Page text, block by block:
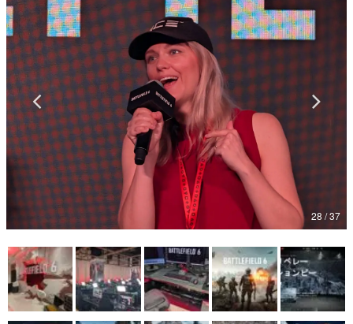
マンガ
女性向け
アプリレビュー
その他
電ファミニコゲーマーとは？
運営：株式会社マレ
28 / 37